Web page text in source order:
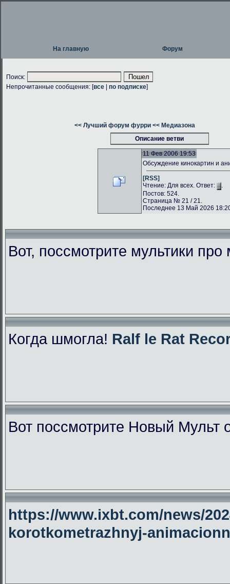
На главную Форум
Поиск:
Непрочитанные сообщения: [все по подписке]
<< Лучший форум фурри << Медиазона
Описание ветви
11 Фев 2006 19:53
Обсуждение кинокартин и
[RSS]
Чтение: Для всех. Ответ:
.
Постов: 524.
Страница № 21 / 21.
Последнее 13 Май 2026
Вот, поссмотрите мультики
Когда шмогла! Ralf le Rat
Вот поссмотрите Новый Мульт
https://www.ixbt.com/news/
korotkometrazhnyj-